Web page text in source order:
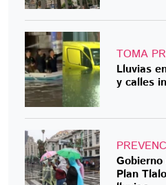
TOMA
Lluvias
y calles
Plan